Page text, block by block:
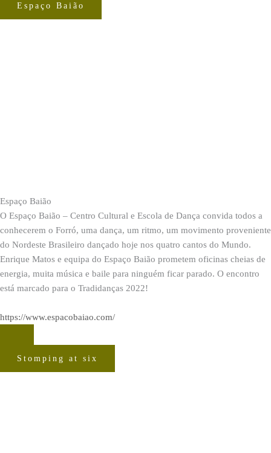
Espaço Baião
Espaço Baião
O Espaço Baião – Centro Cultural e Escola de Dança convida todos a
conhecerem o Forró, uma dança, um ritmo, um movimento proveniente
do Nordeste Brasileiro dançado hoje nos quatro cantos do Mundo.
Enrique Matos e equipa do Espaço Baião prometem oficinas cheias de
energia, muita música e baile para ninguém ficar parado. O encontro
está marcado para o Tradidanças 2022!
https://www.espacobaiao.com/
Stomping at six